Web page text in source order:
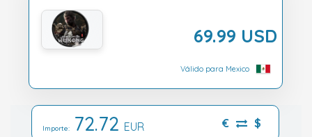
69.99 USD
Válido para Mexico
Importe: 72.72 EUR € $